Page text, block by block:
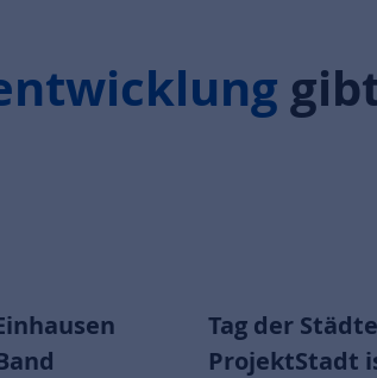
Tag der
ProjektStadt